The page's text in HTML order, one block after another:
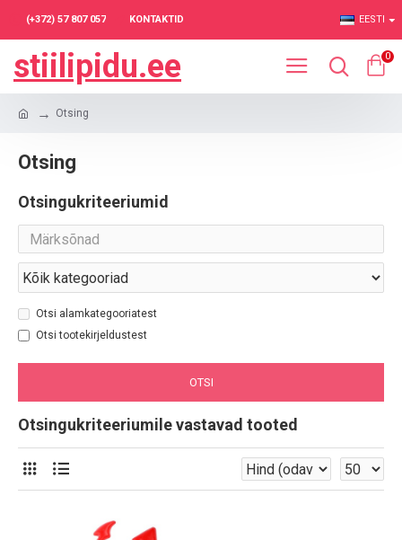
(+372) 57 807 057 KONTAKTID EESTI
stiilipidu.ee 0
Otsing
Otsing
Otsingukriteeriumid
Otsi alamkategooriatest
Otsi tootekirjeldustest
OTSI
Otsingukriteeriumile vastavad tooted